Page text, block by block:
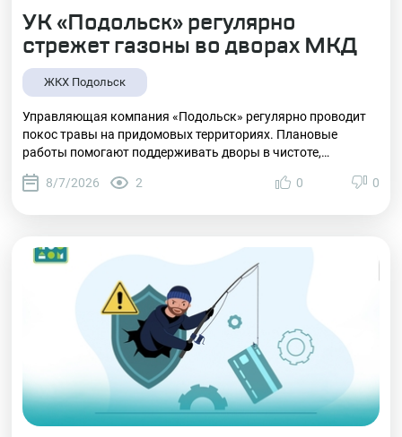
ЖКХ Подольск
УК «Подольск» регулярно
стрежет газоны во дворах МКД
Управляющая компания «Подольск» регулярно проводит
покос травы на придомовых территориях. Плановые
работы помогают поддерживать дворы в чистоте,
обеспечивать безопасность жителей и создавать
комфортные условия для проживания.
8/7/2026 2 0 0